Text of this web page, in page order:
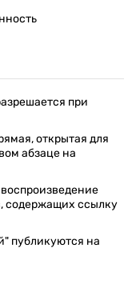
при
открытая для
абзаце на
содержащих ссылку
публикуются на